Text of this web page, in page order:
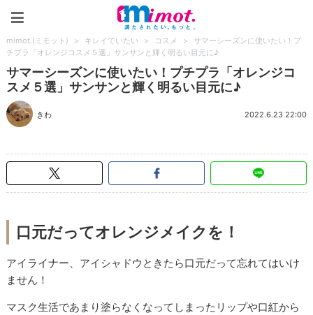
mimot.(ミモット) > キレイでいたい > コスメ >
サマーシーズンに使いたい！プ
チプラ「オレンジコスメ５選」サンサンと輝く明るい目元に♪
サマーシーズンに使いたい！プチプラ「オレンジコ
スメ５選」サンサンと輝く明るい目元に♪
きわ 2022.6.23 22:00
口元だってオレンジメイクを！
アイライナー、アイシャドウときたら口元だって忘れてはいけ
ません！
マスク生活であまり塗らなくなってしまったリップや口紅から